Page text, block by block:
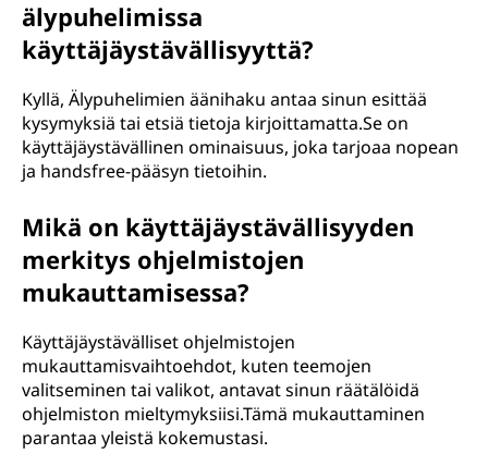
älypuhelimissa
käyttäjäystävällisyyttä?
Kyllä, Älypuhelimien äänihaku antaa sinun esittää
kysymyksiä tai etsiä tietoja kirjoittamatta.Se on
käyttäjäystävällinen ominaisuus, joka tarjoaa nopean
ja handsfree-pääsyn tietoihin.
Mikä on käyttäjäystävällisyyden
merkitys ohjelmistojen
mukauttamisessa?
Käyttäjäystävälliset ohjelmistojen
mukauttamisvaihtoehdot, kuten teemojen
valitseminen tai valikot, antavat sinun räätälöidä
ohjelmiston mieltymyksiisi.Tämä mukauttaminen
parantaa yleistä kokemustasi.